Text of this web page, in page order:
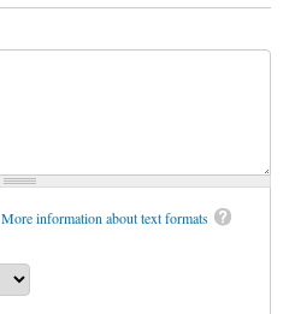
More information about text formats